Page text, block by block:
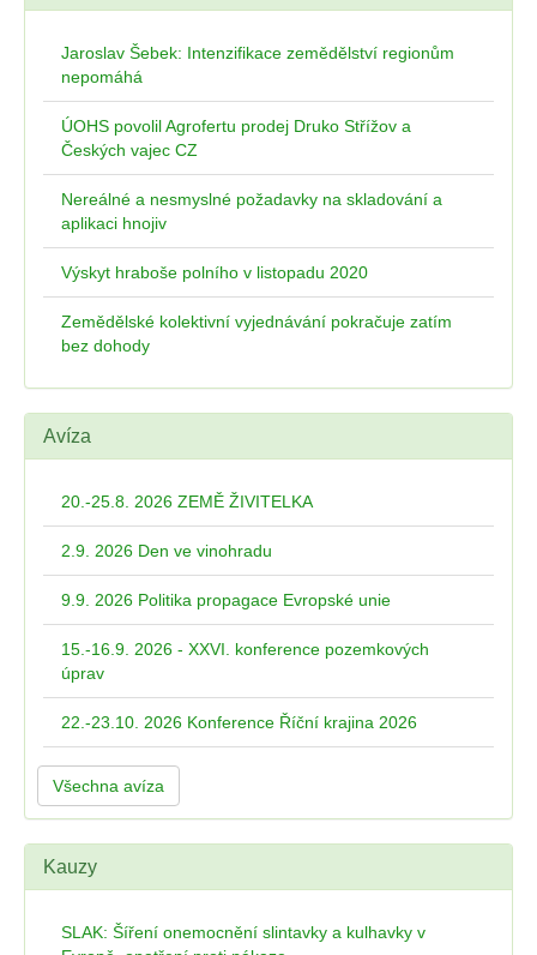
Jaroslav Šebek: Intenzifikace zemědělství regionům
nepomáhá
ÚOHS povolil Agrofertu prodej Druko Střížov a
Českých vajec CZ
Nereálné a nesmyslné požadavky na skladování a
aplikaci hnojiv
Výskyt hraboše polního v listopadu 2020
Zemědělské kolektivní vyjednávání pokračuje zatím
bez dohody
Avíza
20.-25.8. 2026 ZEMĚ ŽIVITELKA
2.9. 2026 Den ve vinohradu
9.9. 2026 Politika propagace Evropské unie
15.-16.9. 2026 - XXVI. konference pozemkových
úprav
22.-23.10. 2026 Konference Říční krajina 2026
Všechna avíza
Kauzy
SLAK: Šíření onemocnění slintavky a kulhavky v